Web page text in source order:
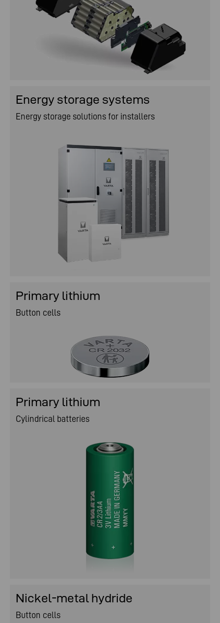
Energy storage systems
Energy storage solutions for installers
Primary lithium
Button cells
Primary lithium
Cylindrical batteries
Nickel-metal hydride
Button cells